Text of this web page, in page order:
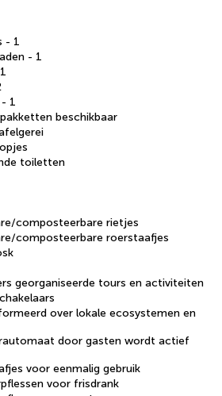
- 1
- 1
1
beschikbaar
toiletten
composteerbare rietjes
composteerbare roerstaafjes
georganiseerde tours en activiteiten
over lokale ecosystemen en
door gasten wordt actief
voor eenmalig gebruik
voor frisdrank